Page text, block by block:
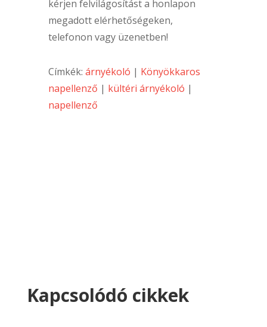
kérjen felvilágosítást a honlapon
megadott elérhetőségeken,
telefonon vagy üzenetben!
Címkék: árnyékoló | Könyökkaros
napellenző | kültéri árnyékoló |
napellenző
Kapcsolódó cikkek